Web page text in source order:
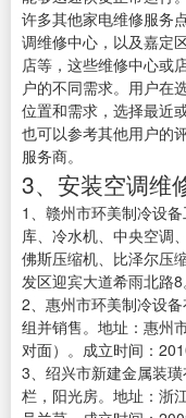
许多其他家电维修服务
调维修中心，以及嘉定
店等，这些维修中心或
户的不同需求。用户在
位置和需求，选择最近
也可以参考其他用户的
服务商。
3、安装空调维
1、赣州市环美制冷设
库、冷水机、中央空调
佛斯压缩机、比泽尔压
发区迎宾大道希雨北路
2、惠州市环美制冷设
组并销售。地址：惠州
对面）。成立时间：
3、绍兴市新建金属装
栏，阳光房。地址：浙